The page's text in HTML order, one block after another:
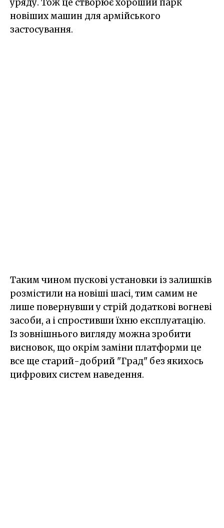
уряду. Тож це створює хороший парк
новіших машин для армійського
застосування.
Таким чином пускові установки із залишків
розмістили на новіші шасі, тим самим не
лише повернувши у стрій додаткові вогневі
засоби, а і спростивши їхню експлуатацію.
Із зовнішнього вигляду можна зробити
висновок, що окрім заміни платформи це
все ще старий-добрий "Град" без якихось
цифрових систем наведення.